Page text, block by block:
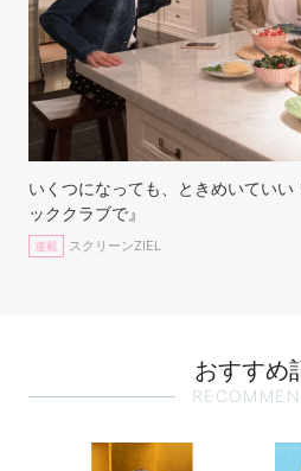
いくつになっても、ときめいてい
ッククラブで』
連載 スクリーンZIEL
おすすめ